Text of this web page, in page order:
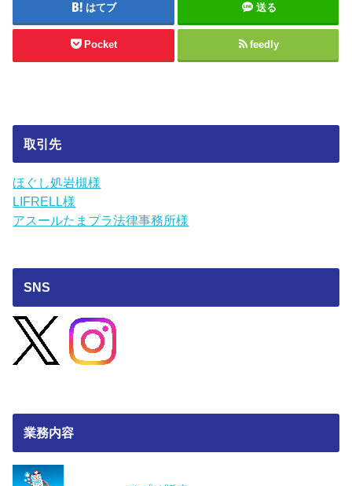
はてブ 送る
Pocket feedly
取引先
ほぐし処岩槻様
LIFRELL様
アスールたまプラ法律事務所様
SNS
業務内容